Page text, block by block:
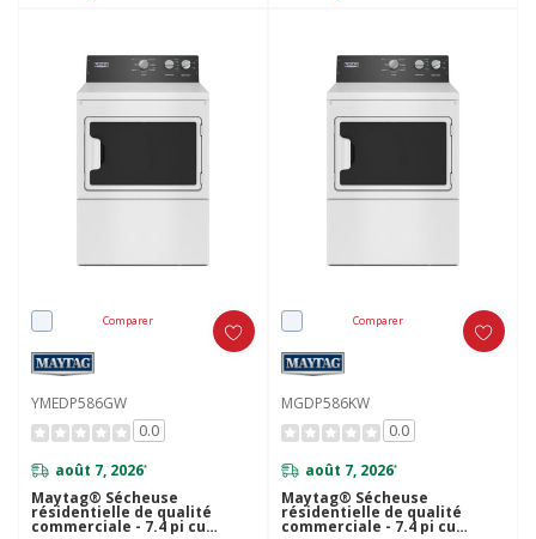
Comparer
YMEDP586GW
0.0
août 7, 2026*
Maytag® Sécheuse
résidentielle de qualité
commerciale - 7.4 pi cu
Comparer
MGDP586KW
0.0
août 7, 2026*
Maytag® Sécheuse
résidentielle de qualité
commerciale - 7.4 pi cu